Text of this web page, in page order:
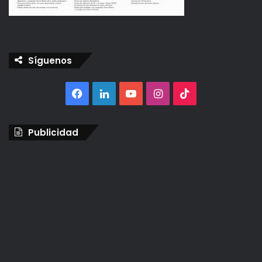
Síguenos
Facebook
LinkedInYouTubeInstagram
Publicidad